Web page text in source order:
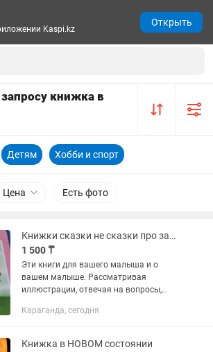
книжка в
Детям Хобби и спорт
Цена Есть фото
Книжки сказки не сказки про зайку, Савушкин.
1 500 ₸
Эти книги для вашего малыша и о
вашем малыше. Рассматривая
иллюстрации, отвечая на вопросы,
окружающем мире, развивать речь,
научится...
Караганда, сегодня
Книжка в НОВОМ состоянии
Kaspi.kz
Открыть